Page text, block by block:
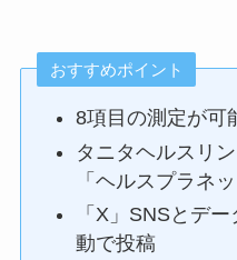
おすすめポイント
8項目の測定が可
タニタヘルスリ
「ヘルスプラネ
「X」SNSとデ
動で投稿